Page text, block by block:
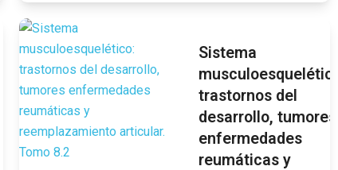
Sistema
musculoesquelético:
trastornos del
desarrollo, tumores
enfermedades
reumáticas y